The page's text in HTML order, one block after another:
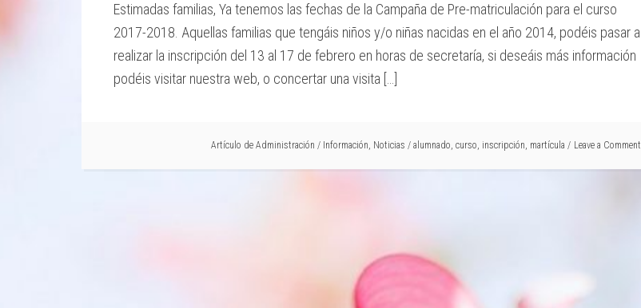
Estimadas familias, Ya tenemos las fechas de la Campaña de Pre-matriculación para el curso
2017-2018. Aquellas familias que tengáis niños y/o niñas nacidas en el año 2014, podéis pasar a
realizar la inscripción del 13 al 17 de febrero en horas de secretaría, si deseáis más información
podéis visitar nuestra web, o concertar una visita […]
Artículo de Administración / Información, Noticias / alumnado, curso, inscripción, martícula Leave a Comment